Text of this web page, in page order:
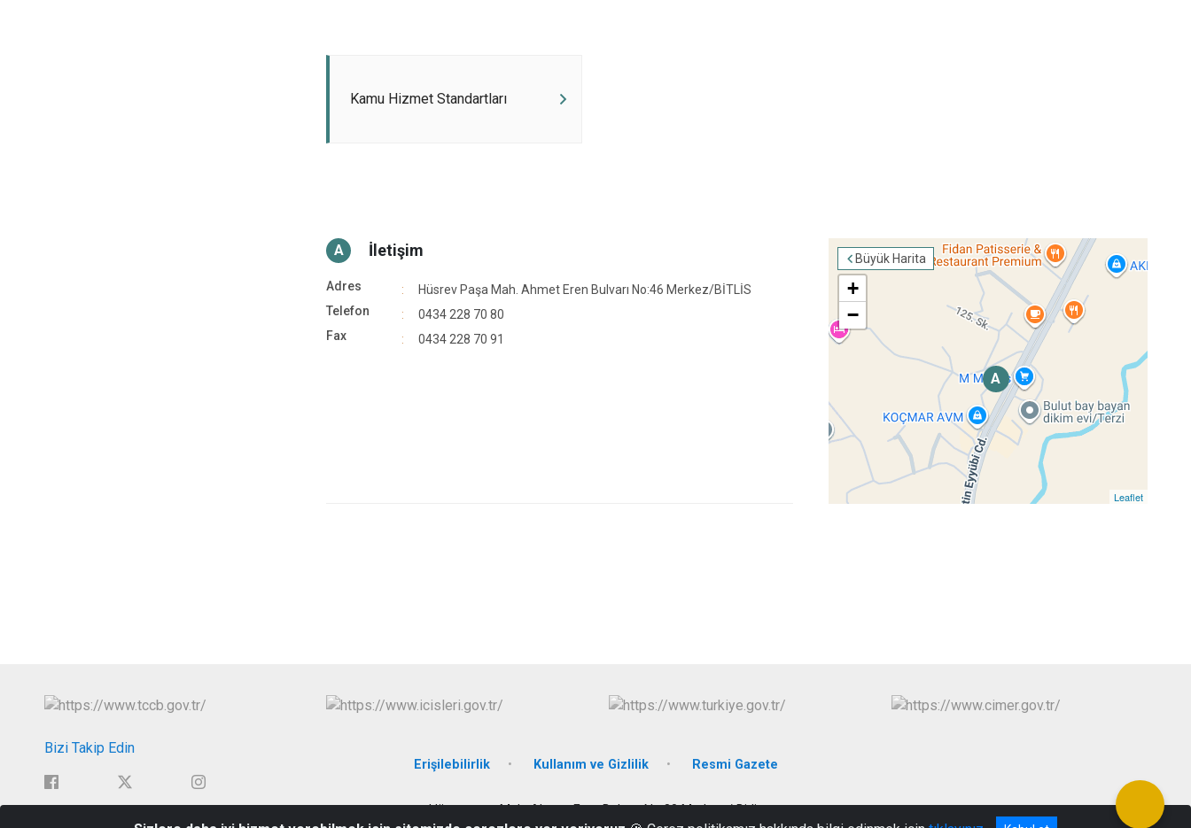
Kamu Hizmet Standartları
Büyük Harita
A
+
−
Leaflet
A İletişim
Adres
Hüsrev Paşa Mah. Ahmet Eren Bulvarı No:46 Merkez/BİTLİS
Telefon
0434 228 70 80
Fax
0434 228 70 91
Bizi Takip Edin
Erişilebilirlik Kullanım ve Gizlilik Resmi Gazete
Hüsrevpaşa Mah. Ahmet Eren Bulvarı No:80 Merkez / Bitlis